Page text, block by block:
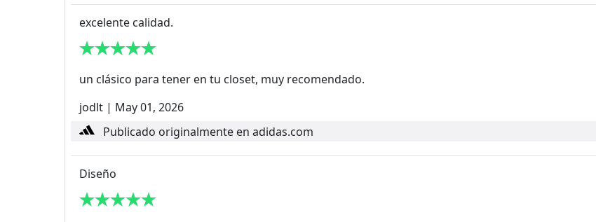
excelente calidad.
un clásico para tener en tu closet, muy recomendado.
jodlt | May 01, 2026
Publicado originalmente en adidas.com
Diseño